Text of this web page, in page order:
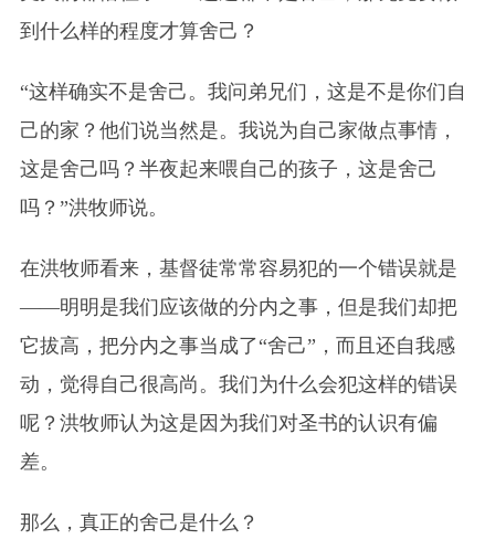
到什么样的程度才算舍己？
“这样确实不是舍己。我问弟兄们，这是不是你们自
己的家？他们说当然是。我说为自己家做点事情，
这是舍己吗？半夜起来喂自己的孩子，这是舍己
吗？”洪牧师说。
在洪牧师看来，基督徒常常容易犯的一个错误就是
——明明是我们应该做的分内之事，但是我们却把
它拔高，把分内之事当成了“舍己”，而且还自我感
动，觉得自己很高尚。我们为什么会犯这样的错误
呢？洪牧师认为这是因为我们对圣书的认识有偏
差。
那么，真正的舍己是什么？